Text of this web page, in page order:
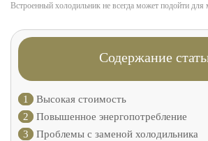
Встроенный холодильник не всегда может подойти для
Содержание
1
Высокая стоимость
2
Повышенное энергопотребление
3
Проблемы с заменой холодильника